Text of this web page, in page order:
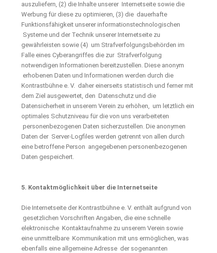
auszuliefern, (2) die Inhalte unserer Internetseite sowie die
Werbung für diese zu optimieren, (3) die dauerhafte
Funktionsfähigkeit unserer informationstechnologischen
Systeme und der Technik unserer Internetseite zu
gewährleisten sowie (4) um Strafverfolgungsbehörden im
Falle eines Cyberangriffes die zur Strafverfolgung
notwendigen Informationen bereitzustellen. Diese anonym
erhobenen Daten und Informationen werden durch die
Kontrastbühne e. V. daher einerseits statistisch und ferner mit
dem Ziel ausgewertet, den Datenschutz und die
Datensicherheit in unserem Verein zu erhöhen, um letztlich ein
optimales Schutzniveau für die von uns verarbeiteten
personenbezogenen Daten sicherzustellen. Die anonymen
Daten der Server-Logfiles werden getrennt von allen durch
eine betroffene Person angegebenen personenbezogenen
Daten gespeichert.
5. Kontaktmöglichkeit über die Internetseite
Die Internetseite der Kontrastbühne e. V. enthält aufgrund von
gesetzlichen Vorschriften Angaben, die eine schnelle
elektronische Kontaktaufnahme zu unserem Verein sowie
eine unmittelbare Kommunikation mit uns ermöglichen, was
ebenfalls eine allgemeine Adresse der sogenannten